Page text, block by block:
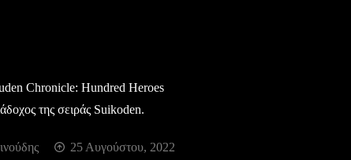
Chronicle: Hundred Heroes
της σειράς Suikoden.
25 Αυγούστου, 2022